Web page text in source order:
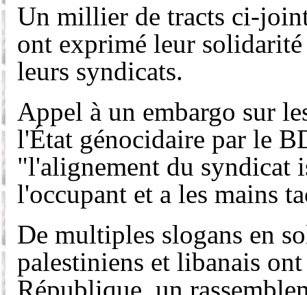
Un millier de tracts ci-
ont exprimé leur
leurs syndicats.
Appel à un embargo sur
l'État génocidaire par le
"l'alignement du syndicat
l'occupant et a les mains
De multiples slogans en
palestiniens et libanais